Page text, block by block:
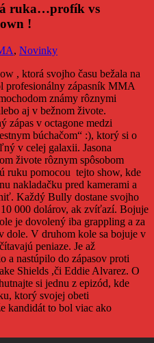
ruka…profík vs
!
, Novinky
, ktorá svojho času bežala na
profesionálny zápasník MMA
známy rôznymi
aj v bežnom živote.
zápas v octagone medzi
búchačom“ :), ktorý si o
v celej galaxii. Jasona
živote rôznym spôsobom
ruku pomocou tejto show, kde
nakladačku pred kamerami a
Každý Bully dostane svojho
000 dolárov, ak zvíťazí. Bojuje
je dovolený iba grappling a za
dole. V druhom kole sa bojuje v
peniaze. Je až
a nastúpilo do zápasov proti
Shields ,či Eddie Alvarez. O
si jednu z epizód, kde
ktorý svojej obeti
kandidát to bol viac ako